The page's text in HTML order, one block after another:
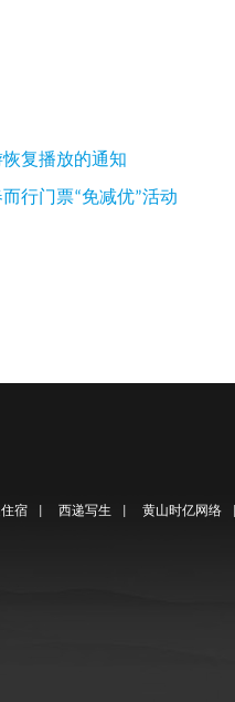
复播放的通知
行门票“免减优”活动